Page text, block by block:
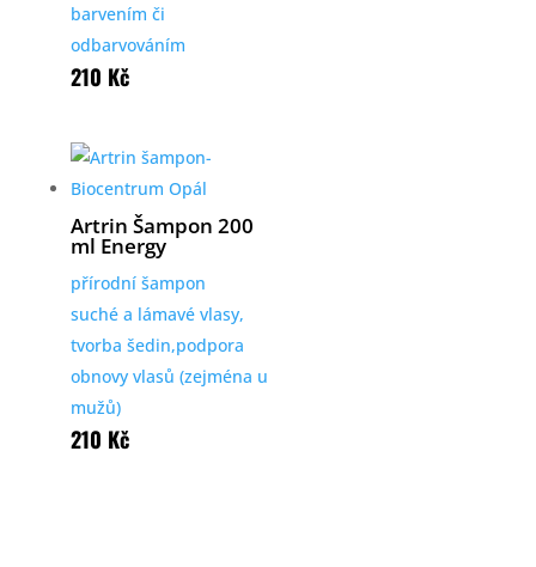
barvením či
odbarvováním
210 Kč
Artrin Šampon 200
ml Energy
přírodní šampon
suché a lámavé vlasy,
tvorba šedin,podpora
obnovy vlasů (zejména u
mužů)
210 Kč